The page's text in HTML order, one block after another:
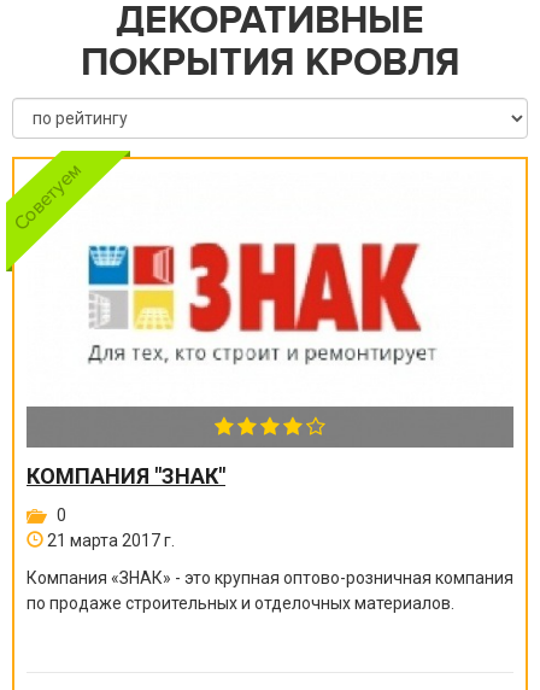
ДЕКОРАТИВНЫЕ
ПОКРЫТИЯ КРОВЛЯ
КОМПАНИЯ "ЗНАК"
0
21 марта 2017 г.
Компания «ЗНАК» - это крупная оптово-розничная компания
по продаже строительных и отделочных материалов.